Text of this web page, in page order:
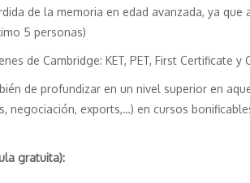
de la memoria en edad avanzada, ya
5 personas)
de Cambridge: KET, PET, First Certificate y
de profundizar en un nivel superior en
negociación, exports,…) en cursos
gratuita):